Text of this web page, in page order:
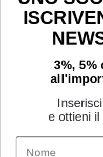
INFORMAZIONI
3%, 5%
e ottieni
Name